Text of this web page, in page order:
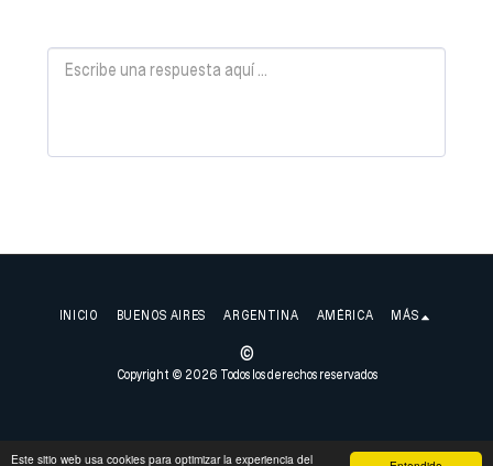
Este sitio web usa cookies para optimizar la experiencia del
©
Copyright © 2026 Todos los derechos reservados
INICIO BUENOS AIRES ARGENTINA AMÉRICA MÁS